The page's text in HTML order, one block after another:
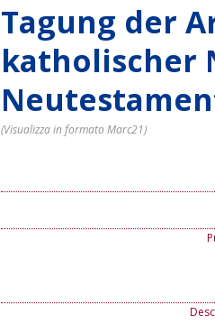
Tagung der
katholischer
(Visualizza in formato Marc21)